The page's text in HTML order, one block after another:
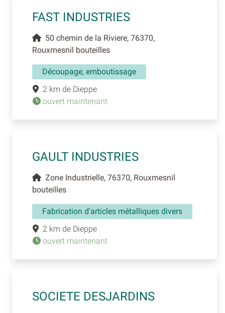
FAST INDUSTRIES
50 chemin de la Riviere, 76370,
Rouxmesnil bouteilles
Découpage, emboutissage
2 km de Dieppe
ouvert maintenant
GAULT INDUSTRIES
Zone Industrielle, 76370, Rouxmesnil
bouteilles
Fabrication d'articles métalliques divers
2 km de Dieppe
ouvert maintenant
SOCIETE DESJARDINS